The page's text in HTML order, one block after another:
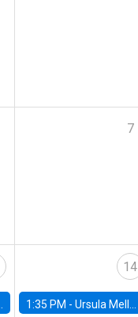
7
14
1:35 PM -Ursula Mello, Insper - Institute of Education and Research